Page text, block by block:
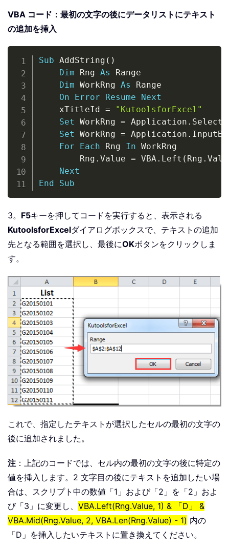
VBA コード：最初の文字の後にデータリストにテキスト
の追加を挿入
Sub AddString ( )
Dim Rng As Range
Dim WorkRng As Range
On
Error Resume
Next
	xTitleId
=
"KutoolsforExcel"
Set WorkRng = Application .
Set WorkRng = Application .
For
Each Rng In WorkRng
		Rng
. Value = VBA. Left ( Rng .
Next
End
Sub
3。 F5キーを押してコードを実行すると、表示される
KutoolsforExcelダイアログボックスで、テキストの追加
先となる範囲を選択し、最後にOKボタンをクリックしま
す。
これで、指定したテキストが選択したセルの最初の文字の
後に追加されました。
注 ：上記のコードでは、セル内の最初の文字の後に特定の
値を挿入します。2 文字目の後にテキストを追加したい場
合は、スクリプト中の数値「1」および「2」を「2」およ
び「3」に変更し、 VBA.Left(Rng.Value, 1) & 「D」 &
VBA.Mid(Rng.Value, 2, VBA.Len(Rng.Value) - 1) 内の
「D」を挿入したいテキストに置き換えてください。